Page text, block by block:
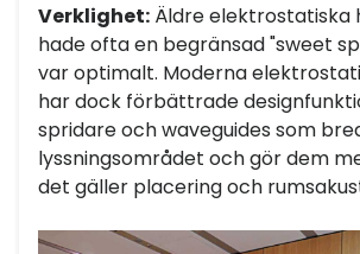
Verklighet: Äldre elektrostatiska
hade ofta en begränsad "sweet
var optimalt. Moderna
har dock förbättrade
spridare och waveguides som
lyssningsområdet och gör dem
det gäller placering och